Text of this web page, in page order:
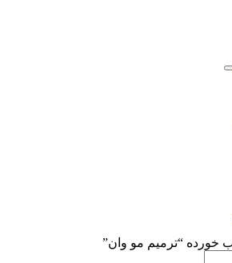
“ترمیم مو وان”